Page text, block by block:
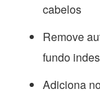
cabelos
Remove
fundo
Adiciona